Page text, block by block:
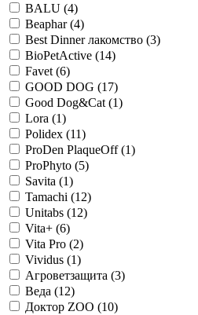
BALU (4)
Beaphar(4)
Best Dinner лакомство (3)
BioPetActive (14)
Favet (6)
GOOD DOG (17)
Good Dog&Cat (1)
Lora (1)
Polidex (11)
ProDen PlaqueOff(1)
ProPhyto (5)
Savita (1)
Tamachi (12)
Unitabs (12)
Vita+ (6)
Vita Pro (2)
Vividus (1)
Агроветзащита (3)
Веда (12)
Доктор ZOO (10)